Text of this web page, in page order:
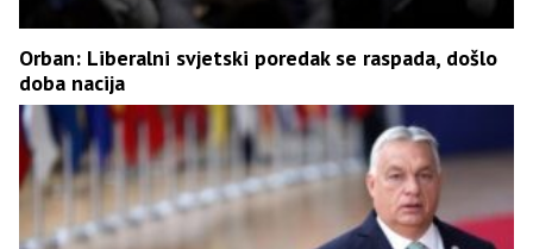
Orban: Liberalni svjetski poredak se raspada, došlo
doba nacija